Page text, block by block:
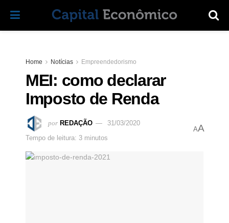
Home Notícias Empreendedorismo
MEI: como declarar
Imposto de Renda
por REDAÇÃO
31/03/2020
Tempo de leitura: 3 minutos
AA